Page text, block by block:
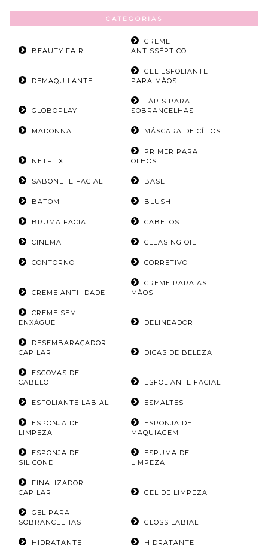
CATEGORIAS
BEAUTY FAIR
CREME
ANTISSÉPTICO
DEMAQUILANTE
GEL ESFOLIANTE
PARA MÃOS
GLOBOPLAY
LÁPIS PARA
SOBRANCELHAS
MADONNA MÁSCARA DE CÍLIOS
NETFLIX
PRIMER PARA
OLHOS
SABONETE FACIAL BASE
BATOM BLUSH
BRUMA FACIAL CABELOS
CINEMA CLEASING OIL
CONTORNO CORRETIVO
CREME ANTI-IDADE
CREME PARA AS
MÃOS
CREME SEM
ENXÁGUE
DELINEADOR
DESEMBARAÇADOR
CAPILAR
DICAS DE BELEZA
ESCOVAS DE
CABELO
ESFOLIANTE FACIAL
ESFOLIANTE LABIAL ESMALTES
ESPONJA DE
LIMPEZA
ESPONJA DE
MAQUIAGEM
ESPONJA DE
SILICONE
ESPUMA DE
LIMPEZA
FINALIZADOR
CAPILAR
GEL DE LIMPEZA
GEL PARA
SOBRANCELHAS
GLOSS LABIAL
HIDRATANTE HIDRATANTE